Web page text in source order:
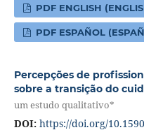
PDF ENGLISH
PDF ESPAÑOL
Percepções de
sobre a transição do
um estudo qualitativo*
DOI: https://doi.org/